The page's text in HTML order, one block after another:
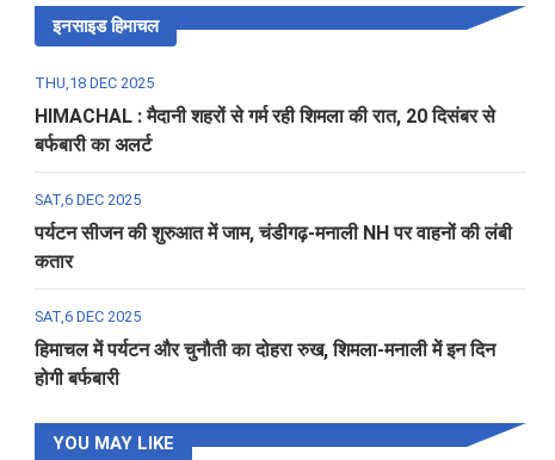
इनसाइड हिमाचल
THU,18 DEC 2025
HIMACHAL : मैदानी शहरों से गर्म रही शिमला की रात, 20 दिसंबर से
बर्फबारी का अलर्ट
SAT,6 DEC 2025
पर्यटन सीजन की शुरुआत में जाम, चंडीगढ़-मनाली NH पर वाहनों की लंबी
कतार
SAT,6 DEC 2025
हिमाचल में पर्यटन और चुनौती का दोहरा रुख, शिमला-मनाली में इन दिन
होगी बर्फबारी
YOU MAY LIKE